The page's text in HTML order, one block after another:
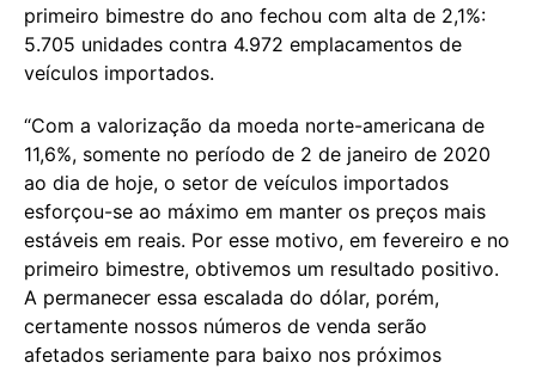
primeiro bimestre do ano fechou com alta de 2,1%:
5.705 unidades contra 4.972 emplacamentos de
veículos importados.
“Com a valorização da moeda norte-americana de
11,6%, somente no período de 2 de janeiro de 2020
ao dia de hoje, o setor de veículos importados
esforçou-se ao máximo em manter os preços mais
estáveis em reais. Por esse motivo, em fevereiro e no
primeiro bimestre, obtivemos um resultado positivo.
A permanecer essa escalada do dólar, porém,
certamente nossos números de venda serão
afetados seriamente para baixo nos próximos